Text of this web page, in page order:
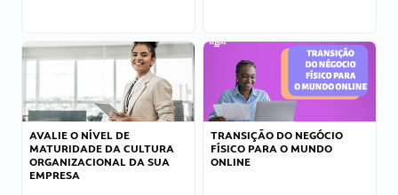
AVALIE O NÍVEL DE
MATURIDADE DA CULTURA
ORGANIZACIONAL DA SUA
EMPRESA
TRANSIÇÃO DO NEGÓCIO
FÍSICO PARA O MUNDO
ONLINE